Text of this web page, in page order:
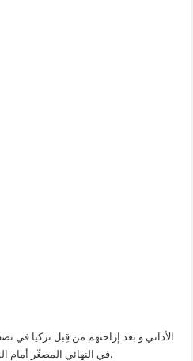
الأداني و بعد إزاحتهم من قِبل تركيا في
في النهائي المصغّر أمام المنافس التقليدي المملكة السعودية.